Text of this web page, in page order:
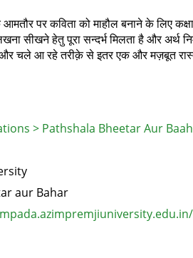
पर कविता को माहौल बनाने के लिए
सीखने हेतु पूरा सन्दर्भ मिलता है और अर्थ
चले आ रहे तरीक़े से इतर एक और मज़बूत
> Pathshala Bheetar Aur
aur Bahar